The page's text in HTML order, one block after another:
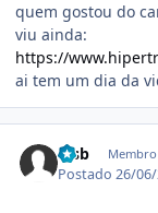
quem gostou do
viu ainda:
https://
ai tem um dia da
rcsb Membro
Postado26/